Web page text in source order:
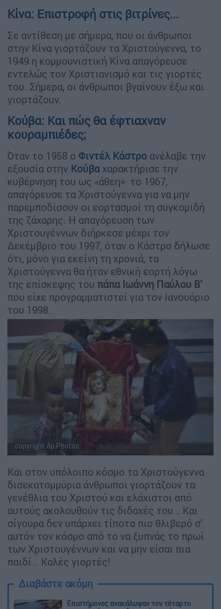
Κίνα: Επιστροφή στις βιτρίνες...
Σε αντίθεση με σήμερα, που οι άνθρωποι
στην Κίνα γιορτάζουν τα Χριστούγεννα, το
1949 η κομμουνιστική Κίνα απαγόρευσε
εντελώς τον Χριστιανισμό και τις γιορτές
του. Σήμερα, οι άνθρωποι βγαίνουν έξω και
γιορτάζουν.
Κούβα: Και πώς θα έφτιαχναν
κουραμπιέδες;
Όταν το 1958 ο Φιντέλ Κάστρο ανέλαβε την
εξουσία στην Κούβα χαρακτήρισε την
κυβέρνηση του ως «άθεη»· το 1967,
απαγόρευσε τα Χριστούγεννα για να μην
παρεμποδίσουν οι εορτασμοί τη συγκομιδή
της ζάχαρης. Η απαγόρευση των
Χριστουγέννων διήρκεσε μέχρι τον
Δεκέμβριο του 1997, όταν ο Κάστρο δήλωσε
ότι, μόνο για εκείνη τη χρονιά, τα
Χριστούγεννα θα ήταν εθνική εορτή λόγω
της επίσκεψης του πάπα Ιωάννη Παύλου Β'
που είχε προγραμματιστεί για τον Ιανουάριο
του 1998.
copyright Ap Photos
Και στον υπόλοιπο κόσμο τα Χριστούγεννα
δισεκατομμύρια άνθρωποι γιορτάζουν τα
γενέθλια του Χριστού και ελάχιστοι από
αυτούς ακολουθούν τις διδαχές του… Και
σίγουρα δεν υπάρχει τίποτα πιο θλιβερό σ’
αυτόν τον κόσμο από το να ξυπνάς το πρωί
των Χριστουγέννων και να μην είσαι πια
παιδί… Καλές γιορτές!
Διαβάστε ακόμη
Επιστήμονες ανακάλυψαν τον τέταρτο